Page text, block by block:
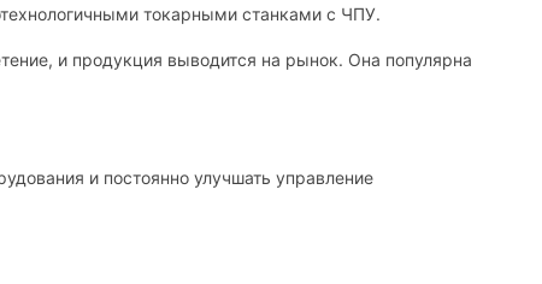
токарными станками с ЧПУ.
и продукция выводится на рынок. Она популярна
и постоянно улучшать управление